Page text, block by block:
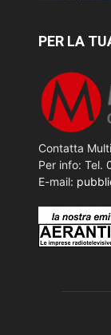
PER LA
Contatta
Per info: Tel.
E-mail: